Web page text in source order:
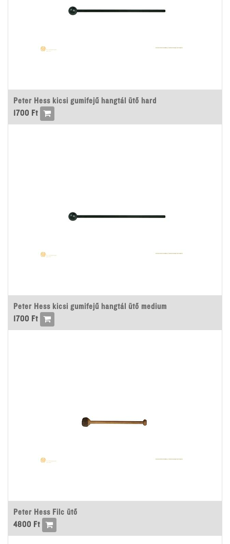
Peter Hess kicsi gumifejű hangtál ütő hard
1700 Ft
Peter Hess kicsi gumifejű hangtál ütő medium
1700 Ft
Peter Hess Filc ütő
4800 Ft